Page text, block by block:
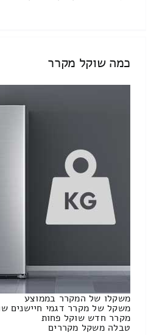
כמה שוקל מקרר
משקלו של המקרר בממוצע
משקל של מקרר דגמי חיישנים
מקרר חדש שוקל פחות
טבלה משקל מקררים